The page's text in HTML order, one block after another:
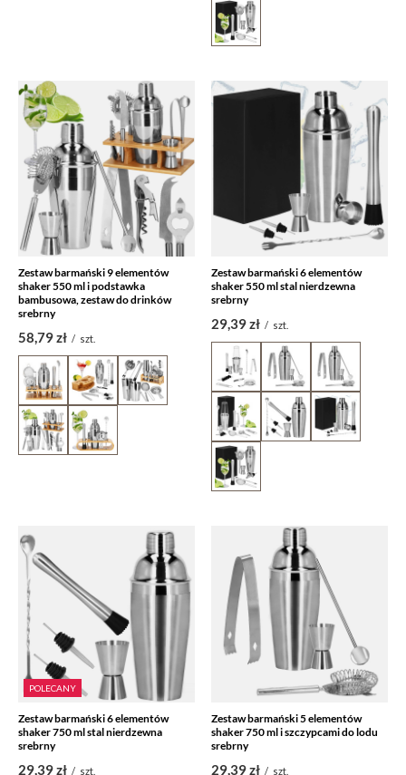
Zestaw barmański 9 elementów
shaker 550 ml i podstawka
bambusowa, zestaw do drinków
srebrny
58,79 zł / szt.
Zestaw barmański 6 elementów
shaker 550 ml stal nierdzewna
srebrny
29,39 zł / szt.
POLECANY
Zestaw barmański 6 elementów
shaker 750 ml stal nierdzewna
srebrny
29,39 zł / szt.
Zestaw barmański 5 elementów
shaker 750 ml i szczypcami do lodu
srebrny
29,39 zł / szt.